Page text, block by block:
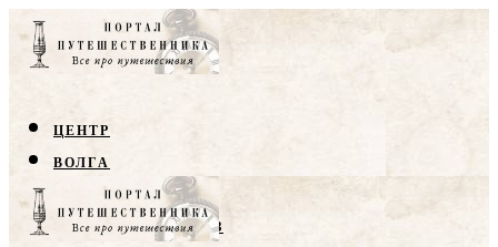
ЦЕНТР
ВОЛГА
КРЫМ
СЕВЕРНЫЙ КАВКАЗ